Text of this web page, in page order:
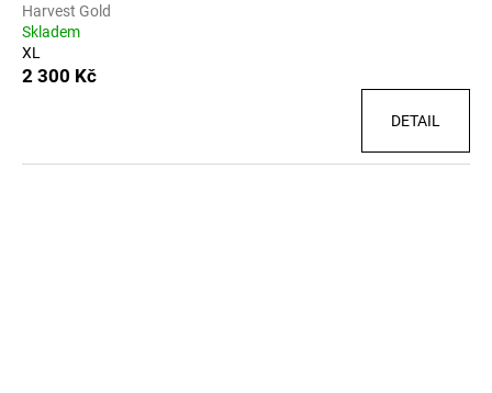
Harvest Gold
Skladem
XL
2 300 Kč
DETAIL